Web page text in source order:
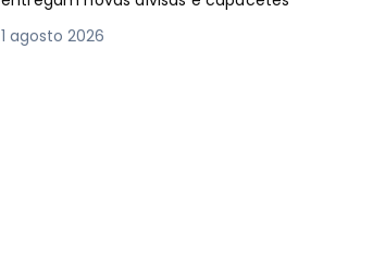
1 agosto 2026